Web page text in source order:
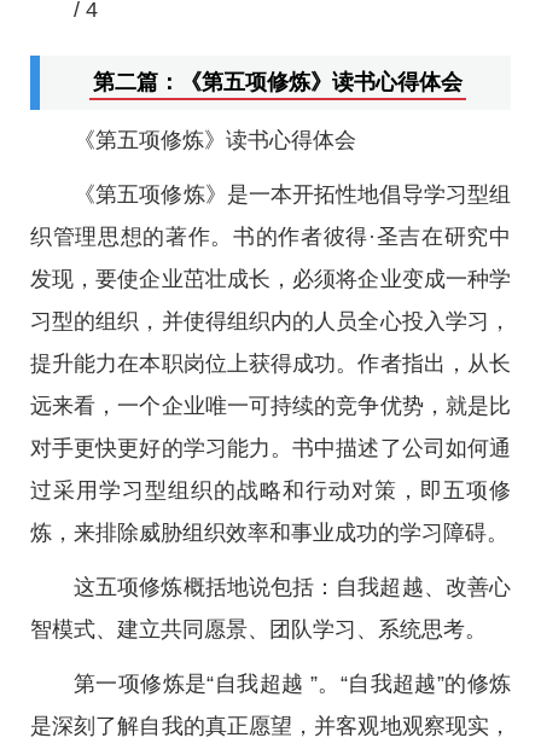
/ 4
第二篇：《第五项修炼》读书心得体会
《第五项修炼》读书心得体会
《第五项修炼》是一本开拓性地倡导学习型组
织管理思想的著作。书的作者彼得·圣吉在研究中
发现，要使企业茁壮成长，必须将企业变成一种学
习型的组织，并使得组织内的人员全心投入学习，
提升能力在本职岗位上获得成功。作者指出，从长
远来看，一个企业唯一可持续的竞争优势，就是比
对手更快更好的学习能力。书中描述了公司如何通
过采用学习型组织的战略和行动对策，即五项修
炼，来排除威胁组织效率和事业成功的学习障碍。
这五项修炼概括地说包括：自我超越、改善心
智模式、建立共同愿景、团队学习、系统思考。
第一项修炼是“自我超越 ”。“自我超越”的修炼
是深刻了解自我的真正愿望，并客观地观察现实，